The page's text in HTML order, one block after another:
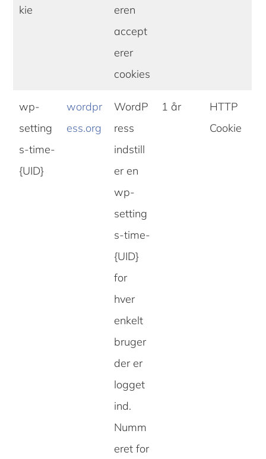
kie
eren
accept
erer
cookies
wp-
setting
s-time-
{UID}
wordpr
ess.org
WordP
ress
indstill
er en
wp-
setting
s-time-
{UID}
for
hver
enkelt
bruger
der er
logget
ind.
Numm
eret for
1 år
HTTP
Cookie